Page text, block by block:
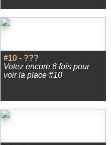
#10 - ???
Votez encore 6 fois pour
voir la place #10